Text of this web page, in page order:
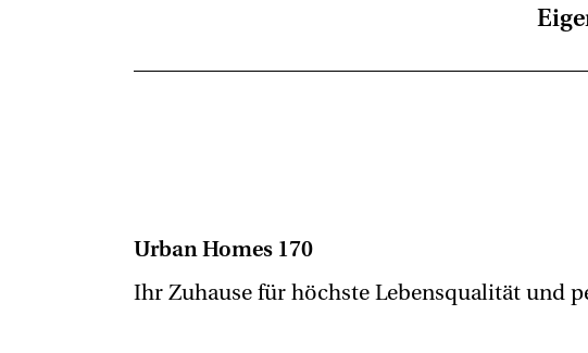
Urban Homes 170
Ihr Zuhause für höchste Lebensqualität und